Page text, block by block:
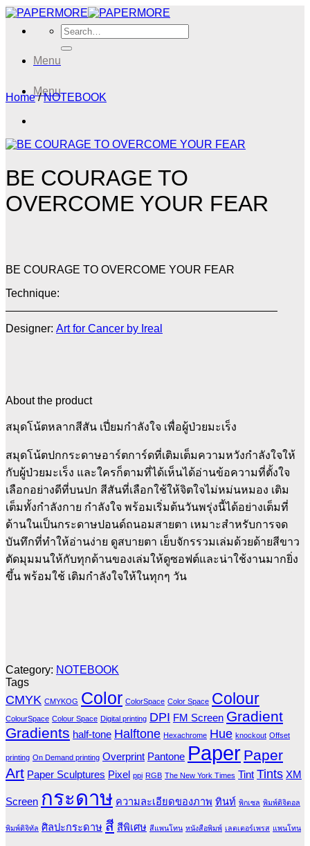
Skip
content
Search
for:
Menu
Menu
Home / NOTEBOOK
BE COURAGE TO
OVERCOME YOUR FEAR
BE COURAGE TO OVERCOME YOUR FEAR
Technique:
Designer: Art for Cancer by Ireal
About the product
สมุดโน้ตหลากสีสัน เปี่ยมกำลังใจ เพื่อผู้ป่วยมะเร็ง
สมุดโน้ตปกกระดาษอาร์ตการ์ดที่เติมเต็มความหวังกำลังใจให้
กับผู้ป่วยมะเร็ง และใครก็ตามที่ได้เห็นได้อ่านข้อความที่ตั้งใจ
เลือกอย่างดีที่บนปก สีสันที่เลือกใช้ให้จิตใจไม่หม่นหมอง เติม
เต็มทั้งกำลังกาย กำลังใจ พร้อมเริ่มต้นวันพรุ่งนี้ได้อย่างเต็มที่
ด้านในเป็นกระดาษปอนด์ถนอมสายตา เหมาะสำหรับการจด
บันทึกที่ทำให้อ่านง่าย ดูสบายตา เย็บจักรรวมเล่มด้วยด้ายสีขาว
ตัดมุมมนให้กับทุกด้านของเล่มให้ดูซอฟต์และน่าใช้งานมากยิ่ง
ขึ้น พร้อมใช้ เติมกำลังใจให้ในทุกๆ วัน
Category: NOTEBOOK
Tags
CMYK CMYKOG Color ColorSpace Color Space Colour
ColourSpace Colour Space Digital printing DPI FM Screen Gradient
Gradients half-tone Halftone Hexachrome Hue knockout Offset
printing On Demand printing Overprint Pantone Paper Paper
Art Paper Sculptures Pixel ppi RGB The New York Times Tint Tints XM
Screen กระดาษ ความละเอียดของภาพ ทินท์ พิกเซล พิมพ์ดิจิตอล
พิมพ์ดิจิทัล ศิลปะกระดาษ สี สีพิเศษ สีแพนโทน หนังสือพิมพ์ เลตเตอร์เพรส แพนโทน